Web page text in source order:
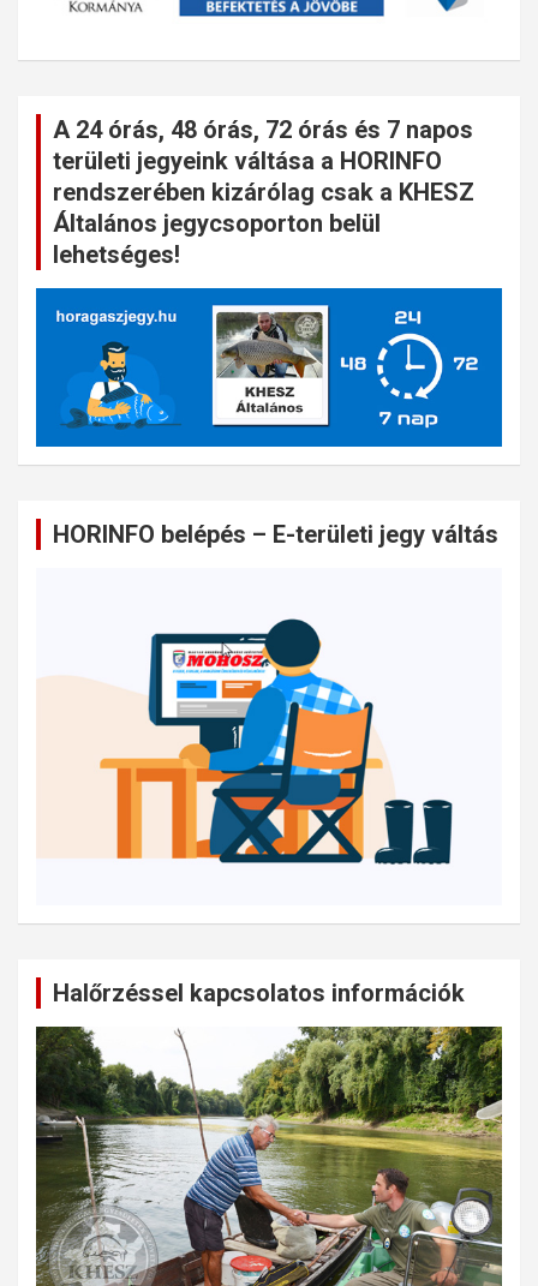
A 24 órás, 48 órás, 72 órás és 7 napos
területi jegyeink váltása a HORINFO
rendszerében kizárólag csak a KHESZ
Általános jegycsoporton belül
lehetséges!
HORINFO belépés – E-területi jegy váltás
Halőrzéssel kapcsolatos információk